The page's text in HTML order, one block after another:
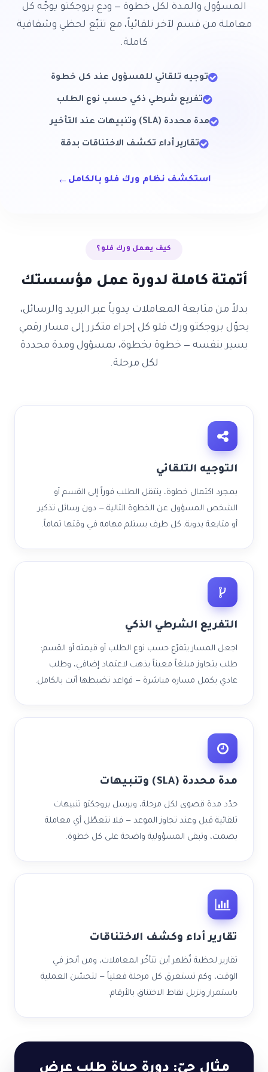
المسؤول والمدة لكل خطوة — ودع بروجكتو يوجّه كل
معاملة من قسم لآخر تلقائياً، مع تتبّع لحظي وشفافية
كاملة.
توجيه تلقائي للمسؤول عند كل خطوة
تفريع شرطي ذكي حسب نوع الطلب
مدة محددة (SLA) وتنبيهات عند التأخير
تقارير أداء تكشف الاختناقات بدقة
استكشف نظام ورك فلو بالكامل ←
كيف يعمل ورك فلو؟
أتمتة كاملة لدورة عمل مؤسستك
بدلاً من متابعة المعاملات يدوياً عبر البريد والرسائل،
يحوّل بروجكتو ورك فلو كل إجراء متكرر إلى مسار رقمي
يسير بنفسه — خطوة بخطوة، بمسؤول ومدة محددة
لكل مرحلة.
التوجيه التلقائي
بمجرد اكتمال خطوة، ينتقل الطلب فوراً إلى القسم أو
الشخص المسؤول عن الخطوة التالية — دون رسائل تذكير
أو متابعة يدوية. كل طرف يستلم مهامه في وقتها تماماً.
التفريع الشرطي الذكي
اجعل المسار يتفرّع حسب نوع الطلب أو قيمته أو القسم:
طلب يتجاوز مبلغاً معيناً يذهب لاعتماد إضافي، وطلب
عادي يكمل مساره مباشرة — قواعد تضبطها أنت بالكامل.
مدة محددة (SLA) وتنبيهات
حدّد مدة قصوى لكل مرحلة، ويرسل بروجكتو تنبيهات
تلقائية قبل وعند تجاوز الموعد — فلا تتعطّل أي معاملة
بصمت، وتبقى المسؤولية واضحة على كل خطوة.
تقارير أداء وكشف الاختناقات
تقارير لحظية تُظهر أين تتأخّر المعاملات، ومن أنجز في
الوقت، وكم تستغرق كل مرحلة فعلياً — لتحسّن العملية
باستمرار وتزيل نقاط الاختناق بالأرقام.
مثال حيّ: دورة حياة طلب عرض